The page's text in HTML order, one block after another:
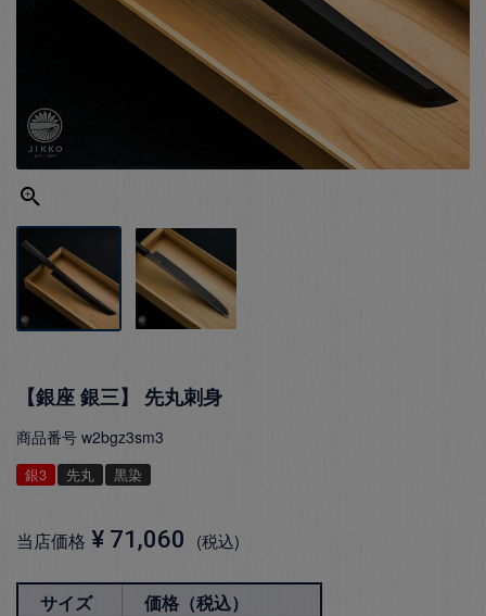
【銀座 銀三】 先丸刺身
商品番号 w2bgz3sm3
銀3 先丸 黒染
当店価格 ¥ 71,060 税込
サイズ
価格（税込）